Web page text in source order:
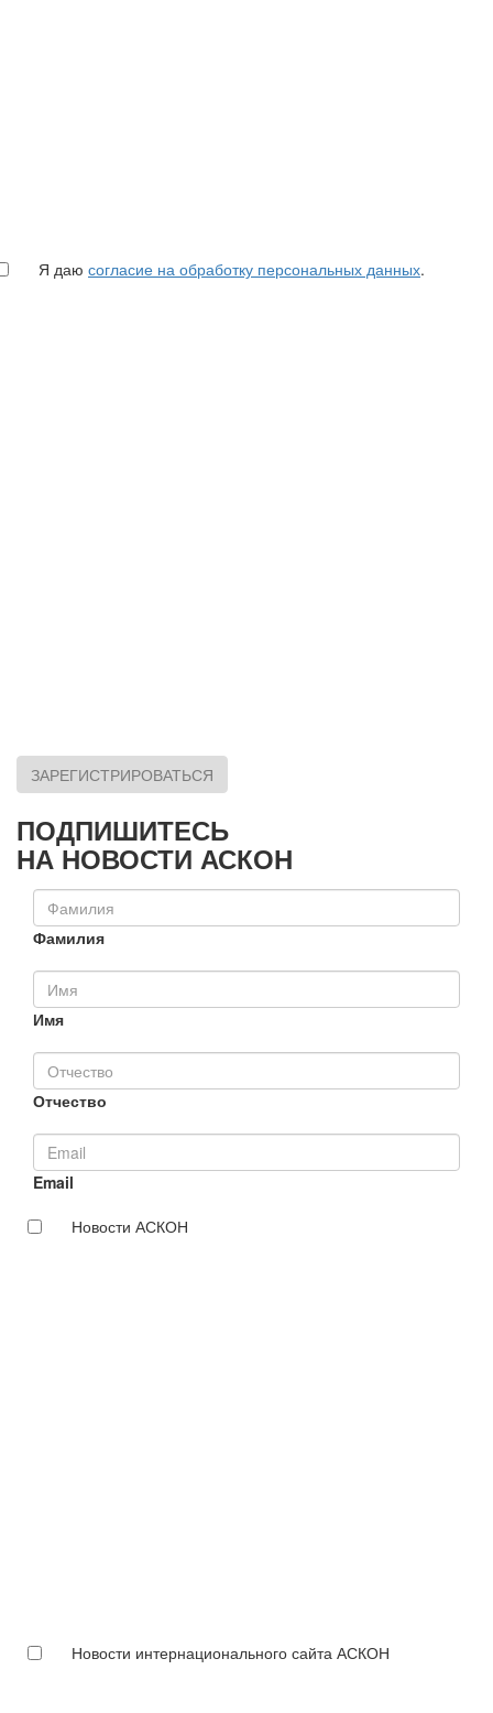
Я даю согласие на обработку персональных данных.
ЗАРЕГИСТРИРОВАТЬСЯ
ПОДПИШИТЕСЬ
НА НОВОСТИ АСКОН
Фамилия
Имя
Отчество
Email
Новости АСКОН
Новости интернационального сайта АСКОН